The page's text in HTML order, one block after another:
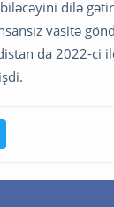
dilə
vasitə
da 2022-ci